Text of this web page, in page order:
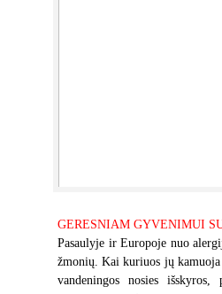
GERESNIAM GYVENIMUI
Pasaulyje ir Europoje nuo
žmonių. Kai kuriuos jų kamuoja
vandeningos nosies